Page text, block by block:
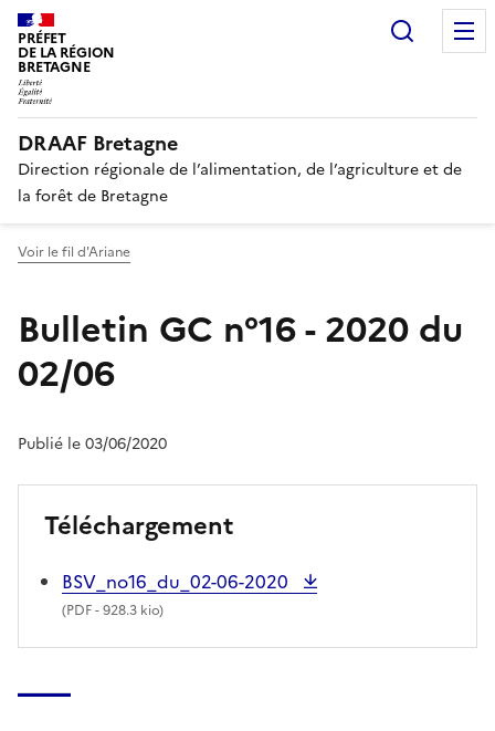
PRÉFET
DE LA RÉGION
BRETAGNE
DRAAF Bretagne
Direction régionale de l’alimentation, de l’agriculture et de
la forêt de Bretagne
Voir le fil d'Ariane
Bulletin GC n°16 - 2020 du
02/06
Publié le 03/06/2020
Téléchargement
BSV_no16_du_02-06-2020
(PDF- 928.3 kio)